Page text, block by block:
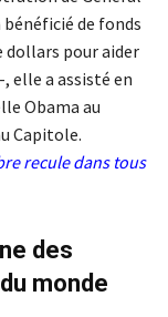
bénéficié de fonds
dollars pour aider
elle a assisté en
Obama au
Capitole.
recule dans tous
des
monde